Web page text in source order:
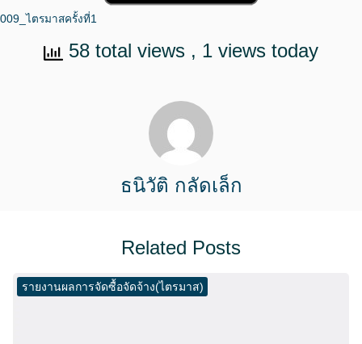
009_ไตรมาสครั้งที่1
58 total views , 1 views today
ธนิวัติ กลัดเล็ก
Related Posts
รายงานผลการจัดซื้อจัดจ้าง(ไตรมาส)